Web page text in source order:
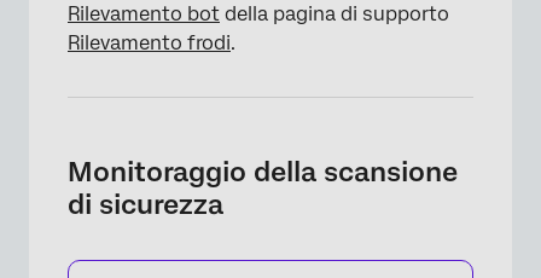
×
Rilevamento bot della pagina di supporto
Rilevamento frodi.
Monitoraggio della scansione
di sicurezza